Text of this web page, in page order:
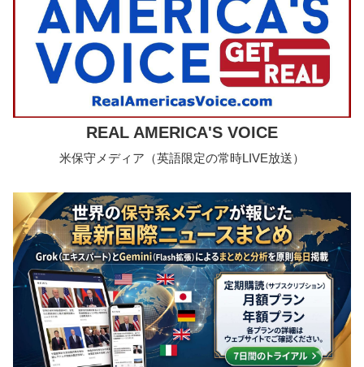
REAL AMERICA'S VOICE
米保守メディア（英語限定の常時LIVE放送）